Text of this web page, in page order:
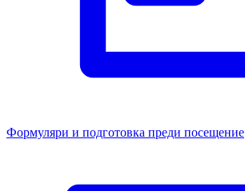
Формуляри и подготовка преди посещение